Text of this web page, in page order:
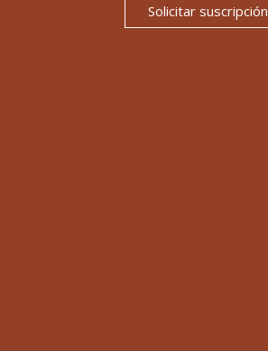
Solicitar suscripción